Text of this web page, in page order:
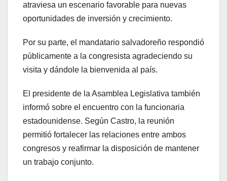
atraviesa un escenario favorable para nuevas
oportunidades de inversión y crecimiento.
Por su parte, el mandatario salvadoreño respondió
públicamente a la congresista agradeciendo su
visita y dándole la bienvenida al país.
El presidente de la Asamblea Legislativa también
informó sobre el encuentro con la funcionaria
estadounidense. Según Castro, la reunión
permitió fortalecer las relaciones entre ambos
congresos y reafirmar la disposición de mantener
un trabajo conjunto.